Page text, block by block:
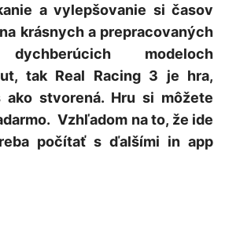
a vylepšovanie si časov
krásnych a prepracovaných
modeloch
tak Real Racing 3 je hra,
stvorená. Hru si môžete
Vzhľadom na to, že ide
počítať s ďalšími in app